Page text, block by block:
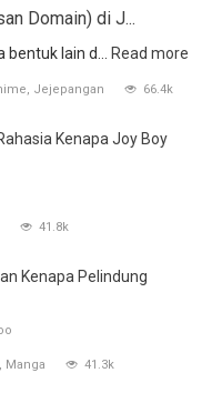
Domain) di J...
bentuk lain d... Read more
Jejepangan 66.4k
Kenapa Joy Boy
41.8k
Kenapa Pelindung
Manga 41.3k